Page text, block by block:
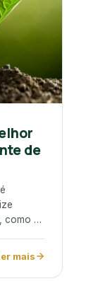
de
como a
mais